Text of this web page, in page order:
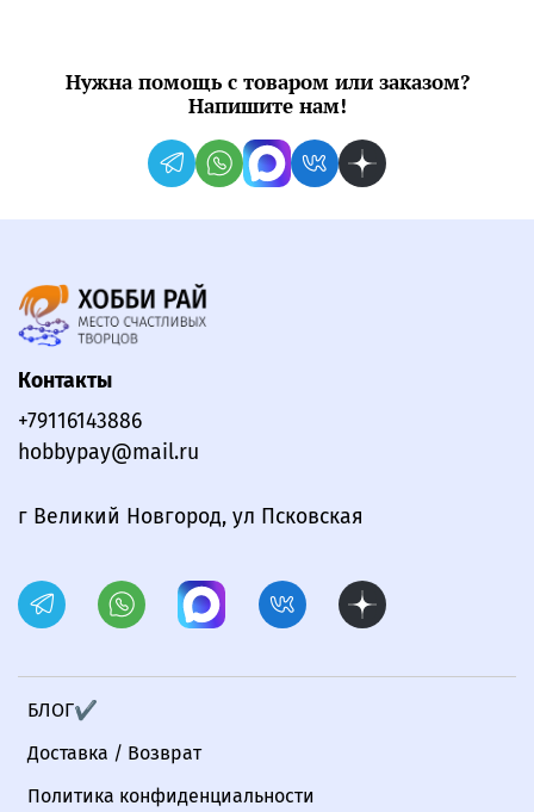
Нужна помощь с товаром или заказом?
Напишите нам!
БЛОГ✔
Доставка / Возврат
Политика конфиденциальности
Контакты
+79116143886
hobbypay@mail.ru
г Великий Новгород, ул Псковская